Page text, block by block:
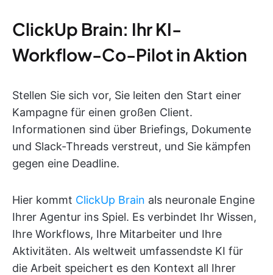
ClickUp Brain: Ihr KI-
Workflow-Co-Pilot in Aktion
Stellen Sie sich vor, Sie leiten den Start einer
Kampagne für einen großen Client.
Informationen sind über Briefings, Dokumente
und Slack-Threads verstreut, und Sie kämpfen
gegen eine Deadline.
Hier kommt ClickUp Brain als neuronale Engine
Ihrer Agentur ins Spiel. Es verbindet Ihr Wissen,
Ihre Workflows, Ihre Mitarbeiter und Ihre
Aktivitäten. Als weltweit umfassendste KI für
die Arbeit speichert es den Kontext all Ihrer